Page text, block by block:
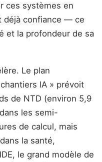
ces systèmes en
déjà confiance — ce
et la profondeur de sa
Le plan
IA » prévoit
de NTD (environ 5,9
les semi-
de calcul, mais
la santé,
le grand modèle de